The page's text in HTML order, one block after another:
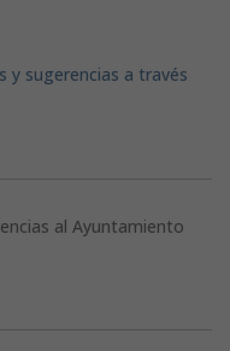
y sugerencias a través
al Ayuntamiento